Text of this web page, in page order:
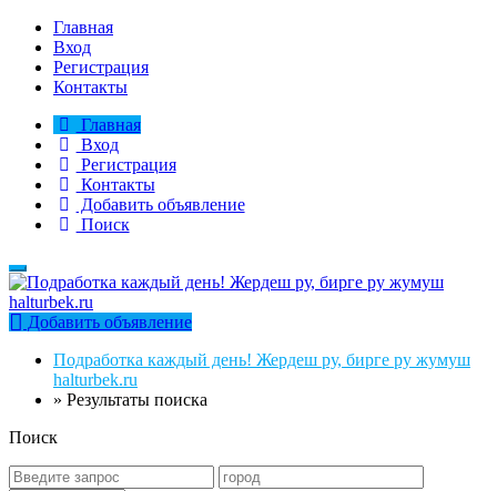
Главная
Вход
Регистрация
Контакты
Главная
Вход
Регистрация
Контакты
Добавить объявление
Поиск
Добавить объявление
Подработка каждый день! Жердеш ру, бирге ру жумуш
halturbek.ru
» Результаты поиска
Поиск